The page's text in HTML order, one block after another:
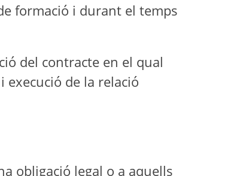
formació i durant el temps
del contracte en el qual
de la relació
obligació legal o a aquells